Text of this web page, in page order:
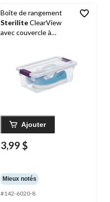
Boîte de rangement
SteriliteClearView
avec couvercle à
Ajouter
3,99 $
Mieux notés
#142-6020-8